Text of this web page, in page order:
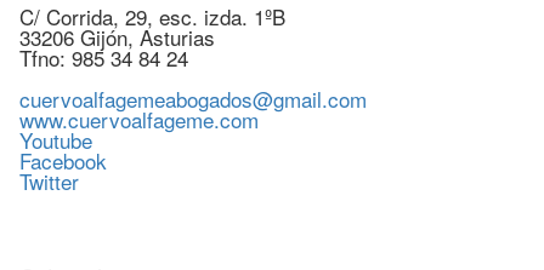
C/ Corrida, 29, esc. izda. 1ºB
33206 Gijón, Asturias
Tfno: 985 34 84 24
cuervoalfagemeabogados@gmail.com
www.cuervoalfageme.com
Youtube
Facebook
Twitter